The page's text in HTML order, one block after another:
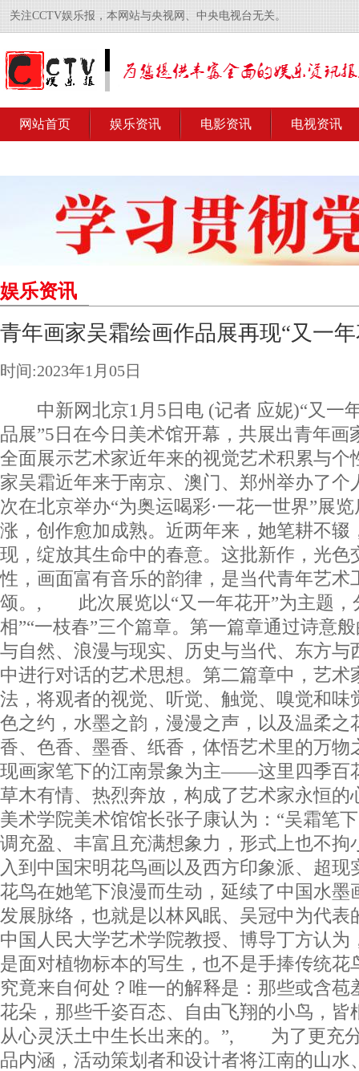
关注CCTV娱乐报，本网站与央视网、中央电视台无关。
网站首页 娱乐资讯 电影资讯 电视资讯
娱乐资讯
青年画家吴霜绘画作品展再现“又一
时间:2023年1月05日
中新网北京1月5日电 (记者 应妮)“又一
品展”5日在今日美术馆开幕，共展出青年画
全面展示艺术家近年来的视觉艺术积累
家吴霜近年来于南京、澳门、郑州举办了个
次在北京举办“为奥运喝彩·一花一世界”展
涨，创作愈加成熟。近两年来，她笔耕不辍
现，绽放其生命中的春意。这批新作，光色
性，画面富有音乐的韵律，是当代青年艺术
颂。, 此次展览以“又一年花开”为主题，
相”“一枝春”三个篇章。第一篇章通过诗意
与自然、浪漫与现实、历史与当代、东方与
中进行对话的艺术思想。第二篇章中，艺术
法，将观者的视觉、听觉、触觉、嗅觉和味
色之约，水墨之韵，漫漫之声，以及温柔之
香、色香、墨香、纸香，体悟艺术里的万物
现画家笔下的江南景象为主——这里四季百
草木有情、热烈奔放，构成了艺术家永
美术学院美术馆馆长张子康认为：“吴霜笔
调充盈、丰富且充满想象力，形式上也不拘
入到中国宋明花鸟画以及西方印象派、超现
花鸟在她笔下浪漫而生动，延续了中国水墨
发展脉络，也就是以林风眠、吴冠中为
中国人民大学艺术学院教授、博导丁方认为
是面对植物标本的写生，也不是手捧传统花
究竟来自何处？唯一的解释是：那些或含苞
花朵，那些千姿百态、自由飞翔的小鸟，皆
从心灵沃土中生长出来的。”, 为了更充
品内涵，活动策划者和设计者将江南的山水